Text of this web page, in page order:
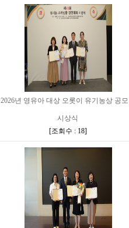
2026년 영유아 대상 오롯이 유기농상 공
시상식
[조회수 : 18]